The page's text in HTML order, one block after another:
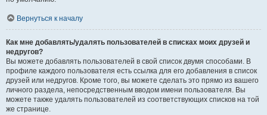
Вернуться к началу
Как мне добавлять/удалять пользователей в списках моих друзей и
недругов?
Вы можете добавлять пользователей в свой список двумя способами. В
профиле каждого пользователя есть ссылка для его добавления в список
друзей или недругов. Кроме того, вы можете сделать это прямо из вашего
личного раздела, непосредственным вводом имени пользователя. Вы
можете также удалять пользователей из соответствующих списков на той
же странице.